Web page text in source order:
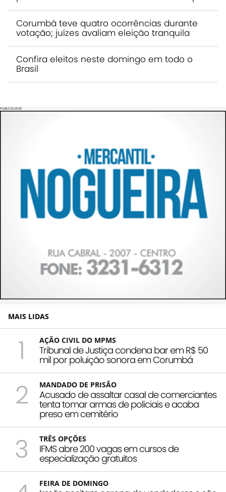
Corumbá teve quatro ocorrências durante
votação; juízes avaliam eleição tranquila
Confira eleitos neste domingo em todo o
Brasil
PUBLICIDADE
MAIS LIDAS
1 AÇÃO CIVIL DO MPMS
Tribunal de Justiça condena bar em R$ 50
mil por poluição sonora em Corumbá
2 MANDADO DE PRISÃO
Acusado de assaltar casal de comerciantes
tenta tomar armas de policiais e acaba
preso em cemitério
3 TRÊS OPÇÕES
IFMS abre 200 vagas em cursos de
especialização gratuitos
FEIRA DE DOMINGO